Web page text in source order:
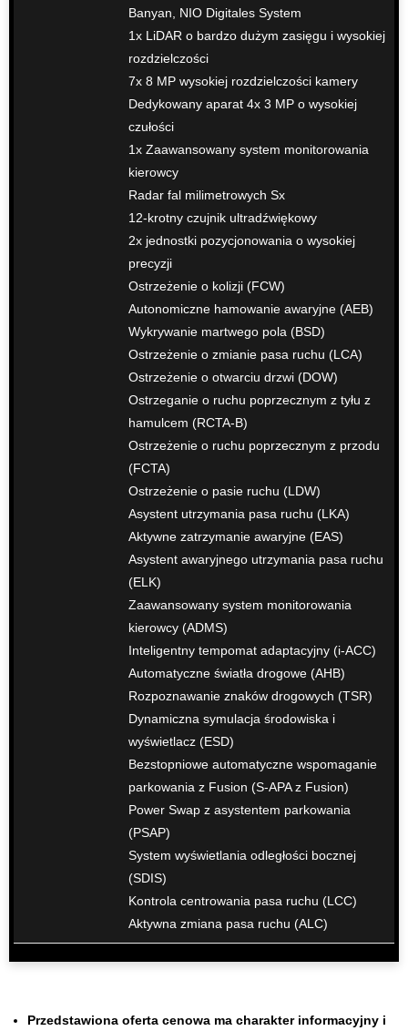
Banyan, NIO Digitales System
1x LiDAR o bardzo dużym zasięgu i wysokiej
rozdzielczości
7x 8 MP wysokiej rozdzielczości kamery
Dedykowany aparat 4x 3 MP o wysokiej
czułości
1x Zaawansowany system monitorowania
kierowcy
Radar fal milimetrowych Sx
12-krotny czujnik ultradźwiękowy
2x jednostki pozycjonowania o wysokiej
precyzji
Ostrzeżenie o kolizji (FCW)
Autonomiczne hamowanie awaryjne (AEB)
Wykrywanie martwego pola (BSD)
Ostrzeżenie o zmianie pasa ruchu (LCA)
Ostrzeżenie o otwarciu drzwi (DOW)
Ostrzeganie o ruchu poprzecznym z tyłu z
hamulcem (RCTA-B)
Ostrzeżenie o ruchu poprzecznym z przodu
(FCTA)
Ostrzeżenie o pasie ruchu (LDW)
Asystent utrzymania pasa ruchu (LKA)
Aktywne zatrzymanie awaryjne (EAS)
Asystent awaryjnego utrzymania pasa ruchu
(ELK)
Zaawansowany system monitorowania
kierowcy (ADMS)
Inteligentny tempomat adaptacyjny (i-ACC)
Automatyczne światła drogowe (AHB)
Rozpoznawanie znaków drogowych (TSR)
Dynamiczna symulacja środowiska i
wyświetlacz (ESD)
Bezstopniowe automatyczne wspomaganie
parkowania z Fusion (S-APA z Fusion)
Power Swap z asystentem parkowania
(PSAP)
System wyświetlania odległości bocznej
(SDIS)
Kontrola centrowania pasa ruchu (LCC)
Aktywna zmiana pasa ruchu (ALC)
Przedstawiona oferta cenowa ma charakter informacyjny i